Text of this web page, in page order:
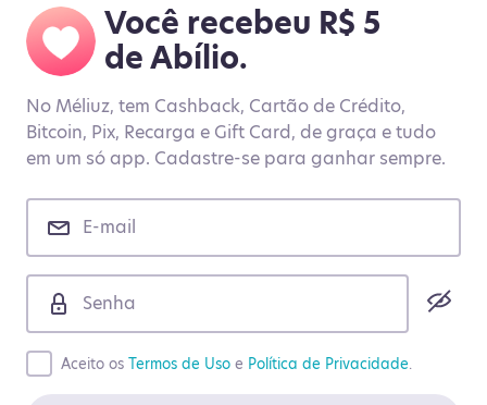
Você recebeu R$ 5
de Abílio.
No Méliuz, tem Cashback, Cartão de Crédito,
Bitcoin, Pix, Recarga e Gift Card, de graça e tudo
em um só app. Cadastre-se para ganhar sempre.
Aceito os Termos de Uso e Política de Privacidade.